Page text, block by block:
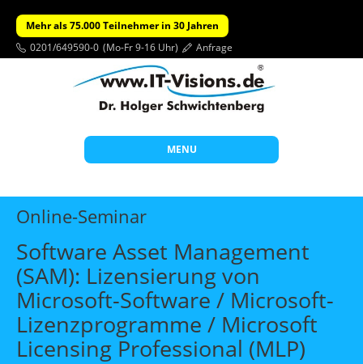
Mehr als 75.000 Teilnehmer in 30 Jahren
0201/649590-0 (Mo-Fr 9-16 Uhr) Anfrage
MENU
Start
Themen
Beratung
Individuelle Schulungen
Wissen
Online-Seminar
Software Asset Management
(SAM): Lizensierung von
Microsoft-Software / Microsoft-
Lizenzprogramme / Microsoft
Licensing Professional (MLP)